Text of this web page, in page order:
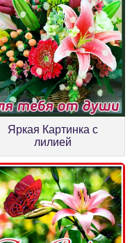
Яркая Картинка с
лилией